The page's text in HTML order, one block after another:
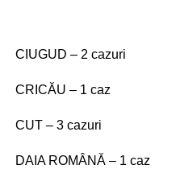
CIUGUD – 2 cazuri
CRICĂU – 1 caz
CUT – 3 cazuri
DAIA ROMÂNĂ – 1 caz